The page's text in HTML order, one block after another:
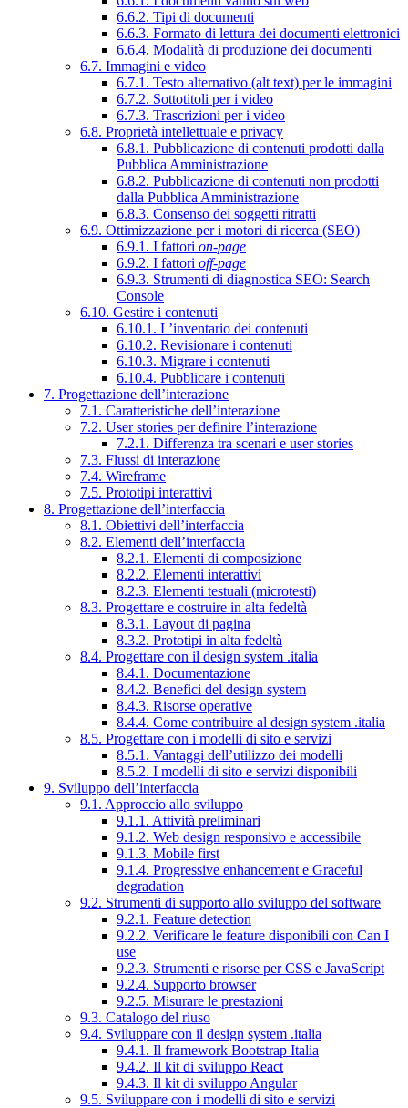
6.6.2. Tipi di documenti
6.6.3. Formato di lettura dei documenti elettronici
6.6.4. Modalità di produzione dei documenti
6.7. Immagini e video
6.7.1. Testo alternativo (alt text) per le immagini
6.7.2. Sottotitoli per i video
6.7.3. Trascrizioni per i video
6.8. Proprietà intellettuale e privacy
6.8.1. Pubblicazione di contenuti prodotti dalla
Pubblica Amministrazione
6.8.2. Pubblicazione di contenuti non prodotti
dalla Pubblica Amministrazione
6.8.3. Consenso dei soggetti ritratti
6.9. Ottimizzazione per i motori di ricerca (SEO)
6.9.1. I fattori on-page
6.9.2. I fattori off-page
6.9.3. Strumenti di diagnostica SEO: Search
Console
6.10. Gestire i contenuti
6.10.1. L’inventario dei contenuti
6.10.2. Revisionare i contenuti
6.10.3. Migrare i contenuti
6.10.4. Pubblicare i contenuti
7. Progettazione dell’interazione
7.1. Caratteristiche dell’interazione
7.2. User stories per definire l’interazione
7.2.1. Differenza tra scenari e user stories
7.3. Flussi di interazione
7.4. Wireframe
7.5. Prototipi interattivi
8. Progettazione dell’interfaccia
8.1. Obiettivi dell’interfaccia
8.2. Elementi dell’interfaccia
8.2.1. Elementi di composizione
8.2.2. Elementi interattivi
8.2.3. Elementi testuali (microtesti)
8.3. Progettare e costruire in alta fedeltà
8.3.1. Layout di pagina
8.3.2. Prototipi in alta fedeltà
8.4. Progettare con il design system .italia
8.4.1. Documentazione
8.4.2. Benefici del design system
8.4.3. Risorse operative
8.4.4. Come contribuire al design system .italia
8.5. Progettare con i modelli di sito e servizi
8.5.1. Vantaggi dell’utilizzo dei modelli
8.5.2. I modelli di sito e servizi disponibili
9. Sviluppo dell’interfaccia
9.1. Approccio allo sviluppo
9.1.1. Attività preliminari
9.1.2. Web design responsivo e accessibile
9.1.3. Mobile first
9.1.4. Progressive enhancement e Graceful
degradation
9.2. Strumenti di supporto allo sviluppo del software
9.2.1. Feature detection
9.2.2. Verificare le feature disponibili con Can I
use
9.2.3. Strumenti e risorse per CSS e JavaScript
9.2.4. Supporto browser
9.2.5. Misurare le prestazioni
9.3. Catalogo del riuso
9.4. Sviluppare con il design system .italia
9.4.1. Il framework Bootstrap Italia
9.4.2. Il kit di sviluppo React
9.4.3. Il kit di sviluppo Angular
9.5. Sviluppare con i modelli di sito e servizi